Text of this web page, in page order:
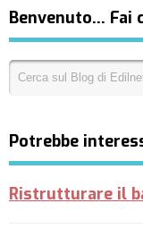
Benvenuto… Fai
Potrebbe
Ristrutturare il